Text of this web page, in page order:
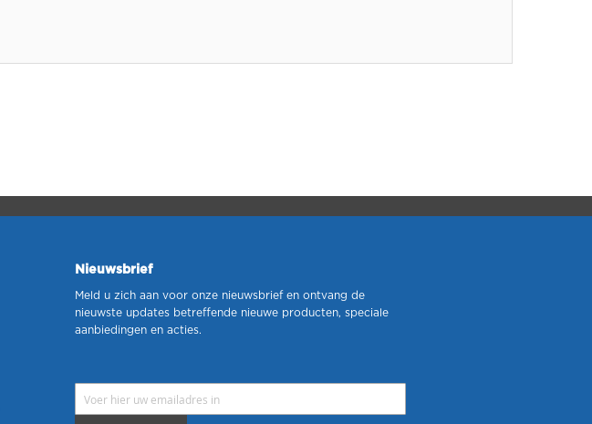
Nieuwsbrief
Meld u zich aan voor onze nieuwsbrief en ontvang de
nieuwste updates betreffende nieuwe producten, speciale
aanbiedingen en acties.